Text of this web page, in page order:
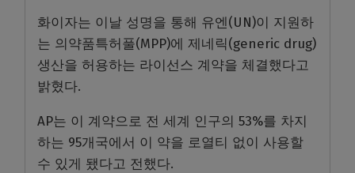
화이자는 이날 성명을 통해 유엔(UN)이 지원하
는 의약품특허풀(MPP)에 제네릭(generic drug)
생산을 허용하는 라이선스 계약을 체결했다고
밝혔다.
AP는 이 계약으로 전 세계 인구의 53%를 차지
하는 95개국에서 이 약을 로열티 없이 사용할
수 있게 됐다고 전했다.